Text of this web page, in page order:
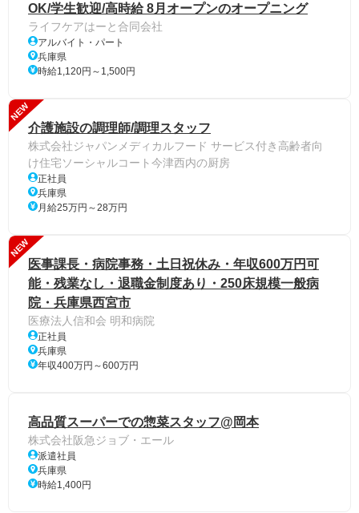
OK/学生歓迎/高時給 8月オープンのオープニング
ライフケアはーと合同会社
アルバイト・パート
兵庫県
時給1,120円～1,500円
NEW
介護施設の調理師/調理スタッフ
株式会社ジャパンメディカルフード サービス付き高齢者向
け住宅ソーシャルコート今津西内の厨房
正社員
兵庫県
月給25万円～28万円
NEW
医事課長・病院事務・土日祝休み・年収600万円可
能・残業なし・退職金制度あり・250床規模一般病
院・兵庫県西宮市
医療法人信和会 明和病院
正社員
兵庫県
年収400万円～600万円
高品質スーパーでの惣菜スタッフ@岡本
株式会社阪急ジョブ・エール
派遣社員
兵庫県
時給1,400円